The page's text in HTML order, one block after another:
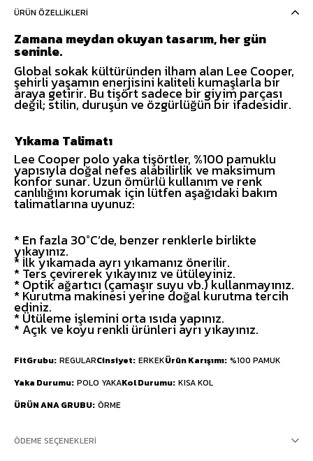
ÜRÜN ÖZELLIKLERI
Zamana meydan okuyan tasarım, her gün
seninle.
Global sokak kültüründen ilham alan Lee Cooper,
şehirli yaşamın enerjisini kaliteli kumaşlarla bir
araya getirir. Bu tişört sadece bir giyim parçası
değil; stilin, duruşun ve özgürlüğün bir ifadesidir.
Yıkama Talimatı
Lee Cooper polo yaka tişörtler, %100 pamuklu
yapısıyla doğal nefes alabilirlik ve maksimum
konfor sunar. Uzun ömürlü kullanım ve renk
canlılığını korumak için lütfen aşağıdaki bakım
talimatlarına uyunuz:
* En fazla 30°C’de, benzer renklerle birlikte
yıkayınız.
* İlk yıkamada ayrı yıkamanız önerilir.
* Ters çevirerek yıkayınız ve ütüleyiniz.
* Optik ağartıcı (çamaşır suyu vb.) kullanmayınız.
* Kurutma makinesi yerine doğal kurutma tercih
ediniz.
* Ütüleme işlemini orta ısıda yapınız.
* Açık ve koyu renkli ürünleri ayrı yıkayınız.
FitGrubu REGULARCinsiyet ERKEKÜrün Karışımı %100 PAMUK
Yaka Durumu POLO YAKAKol Durumu KISA KOL
ÜRÜN ANA GRUBU ÖRME
ÖDEME SEÇENEKLERI